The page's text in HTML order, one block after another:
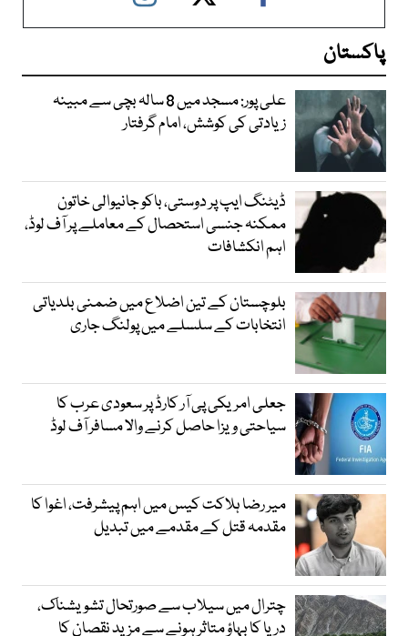
پاکستان
علی پور: مسجد میں 8 سالہ بچی سے مبینہ
زیادتی کی کوشش، امام گرفتار
ڈیٹنگ ایپ پر دوستی، باکو جانیوالی خاتون
ممکنہ جنسی استحصال کے معاملے پر آف لوڈ،
اہم انکشافات
بلوچستان کے تین اضلاع میں ضمنی بلدیاتی
انتخابات کے سلسلے میں پولنگ جاری
جعلی امریکی پی آر کارڈ پر سعودی عرب کا
سیاحتی ویزا حاصل کرنے والا مسافر آف لوڈ
میر رضا ہلاکت کیس میں اہم پیشرفت، اغوا کا
مقدمہ قتل کے مقدمے میں تبدیل
چترال میں سیلاب سے صورتحال تشویشناک،
دریا کا بہاؤ متاثر ہونے سے مزید نقصان کا